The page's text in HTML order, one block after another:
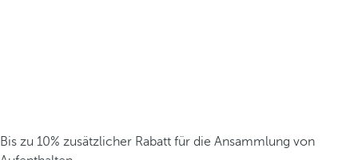
Bis zu 10% zusätzlicher Rabatt für die Ansammlung von